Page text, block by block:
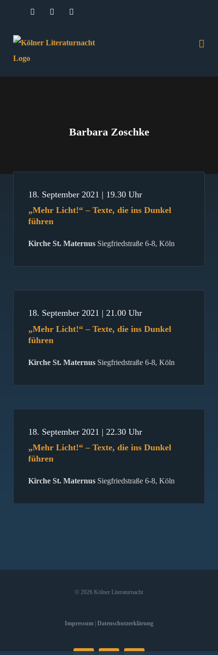
springen
FacebookInstagram
Barbara Zoschke
18. September 2021 | 19.30 Uhr
„Mehr Licht!“ – Texte, die ins Dunkel
führen
Kirche St. Maternus Siegfriedstraße 6-8, Köln
18. September 2021 | 21.00 Uhr
„Mehr Licht!“ – Texte, die ins Dunkel
führen
Kirche St. Maternus Siegfriedstraße 6-8, Köln
18. September 2021 | 22.30 Uhr
„Mehr Licht!“ – Texte, die ins Dunkel
führen
Kirche St. Maternus Siegfriedstraße 6-8, Köln
© 2026 Kölner Literaturnacht
Impressum | Datenschutzerklärung